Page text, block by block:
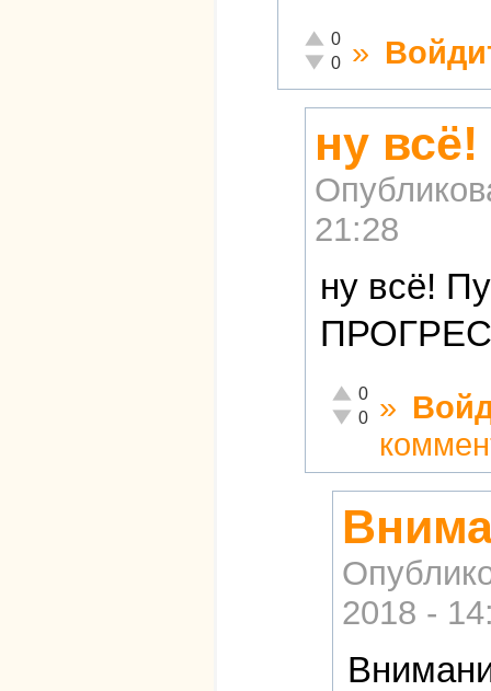
Отлично!
0
Неадекватно!
0 »
ну
21:28
ну всё!
Отлично!
0
Неадекватно!
0 »
2018 -